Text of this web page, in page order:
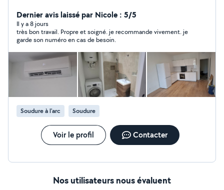
Dernier avis laissé par Nicole : 5/5
Il y a 8 jours
très bon travail. Propre et soigné. je recommande vivement. je
garde son numéro en cas de besoin.
Soudure à l'arc Soudure
Voir le profil Contacter
Nos utilisateurs nous évaluent